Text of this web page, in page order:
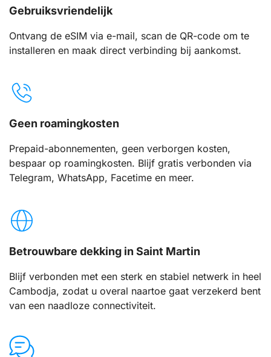
Gebruiksvriendelijk
Ontvang de eSIM via e-mail, scan de QR-code om te
installeren en maak direct verbinding bij aankomst.
Geen roamingkosten
Prepaid-abonnementen, geen verborgen kosten,
bespaar op roamingkosten. Blijf gratis verbonden via
Telegram, WhatsApp, Facetime en meer.
Betrouwbare dekking in Saint Martin
Blijf verbonden met een sterk en stabiel netwerk in heel
Cambodja, zodat u overal naartoe gaat verzekerd bent
van een naadloze connectiviteit.